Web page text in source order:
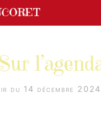
du 14 décembre 2024
cookies